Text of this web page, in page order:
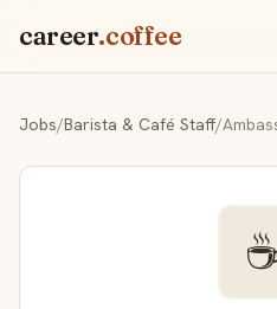
career.coffee
Jobs/Barista & Café Staff/